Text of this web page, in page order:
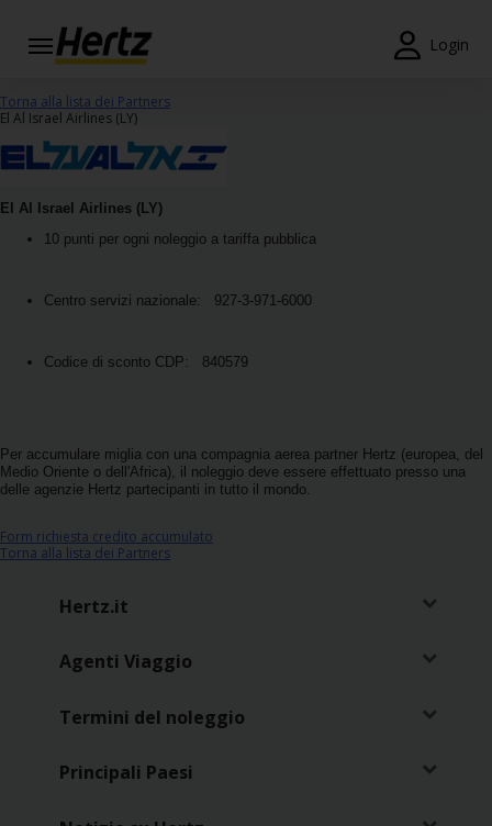
Login
Menu
Prenotazioni
Modifica/Cancella
Offerte
Noleggio
Auto
Noleggio
Furgoni
Noleggio
Prodotti
Torna alla lista dei Partners
El Al Israel Airlines (LY)
El Al Israel Airlines (LY)
10 punti per ogni noleggio a tariffa pubblica
Centro servizi nazionale: 927-3-971-6000
Codice di sconto CDP: 840579
Per accumulare miglia con una compagnia aerea partner Hertz (europea, del
Medio Oriente o dell'Africa), il noleggio deve essere effettuato presso una
delle agenzie Hertz partecipanti in tutto il mondo.
Form richiesta credito accumulato
Torna alla lista dei Partners
Hertz.it
Agenti Viaggio
Termini del noleggio
Principali Paesi